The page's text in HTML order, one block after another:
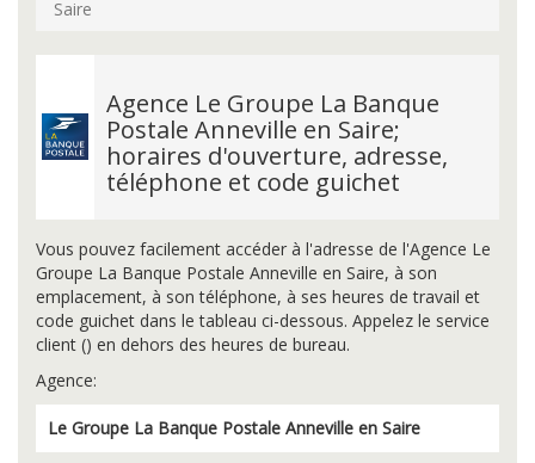
Saire
Agence Le Groupe La Banque
Postale Anneville en Saire;
horaires d'ouverture, adresse,
téléphone et code guichet
Vous pouvez facilement accéder à l'adresse de l'Agence Le
Groupe La Banque Postale Anneville en Saire, à son
emplacement, à son téléphone, à ses heures de travail et
code guichet dans le tableau ci-dessous. Appelez le service
client () en dehors des heures de bureau.
Agence:
Le Groupe La Banque Postale Anneville en Saire